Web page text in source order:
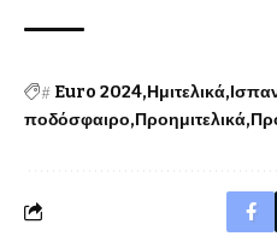
# Euro 2024 Ημιτελικά
ποδόσφαιρο Προημιτελικά